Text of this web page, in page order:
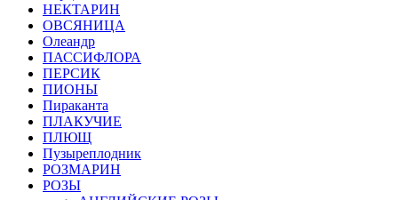
НЕКТАРИН
ОВСЯНИЦА
Олеандр
ПАССИФЛОРА
ПЕРСИК
ПИОНЫ
Пираканта
ПЛАКУЧИЕ
ПЛЮЩ
Пузыреплодник
РОЗМАРИН
РОЗЫ